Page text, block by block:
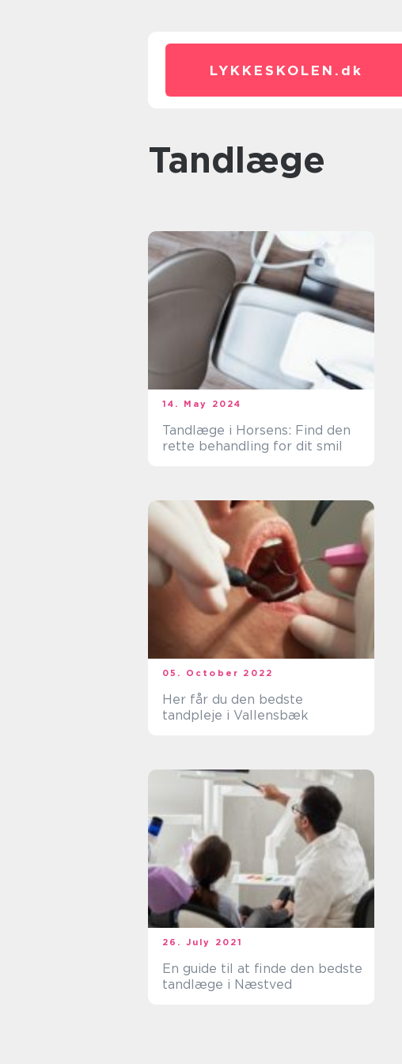
LYKKESKOLEN. dk
tandlæge
14. May 2024
Tandlæge i Horsens: Find den
rette behandling for dit smil
05. October 2022
Her får du den bedste
tandpleje i Vallensbæk
26. July 2021
En guide til at finde den bedste
tandlæge i Næstved